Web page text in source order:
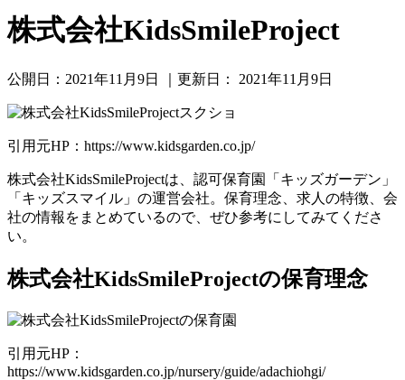
株式会社KidsSmileProject
公開日： 2021年11月9日 ｜更新日： 2021年11月9日
引用元HP：https://www.kidsgarden.co.jp/
株式会社KidsSmileProjectは、認可保育園「キッズガーデン」
「キッズスマイル」の運営会社。保育理念、求人の特徴、会
社の情報をまとめているので、ぜひ参考にしてみてくださ
い。
株式会社KidsSmileProjectの保育理念
引用元HP：
https://www.kidsgarden.co.jp/nursery/guide/adachiohgi/